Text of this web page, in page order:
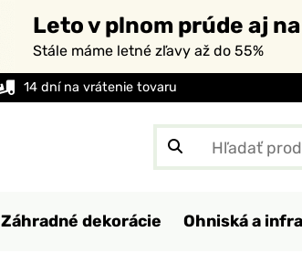
Leto v plnom prúde aj
Stále máme letné zľavy až do 55%
14 dní na vrátenie tovaru
Záhradné dekorácie Ohniská a